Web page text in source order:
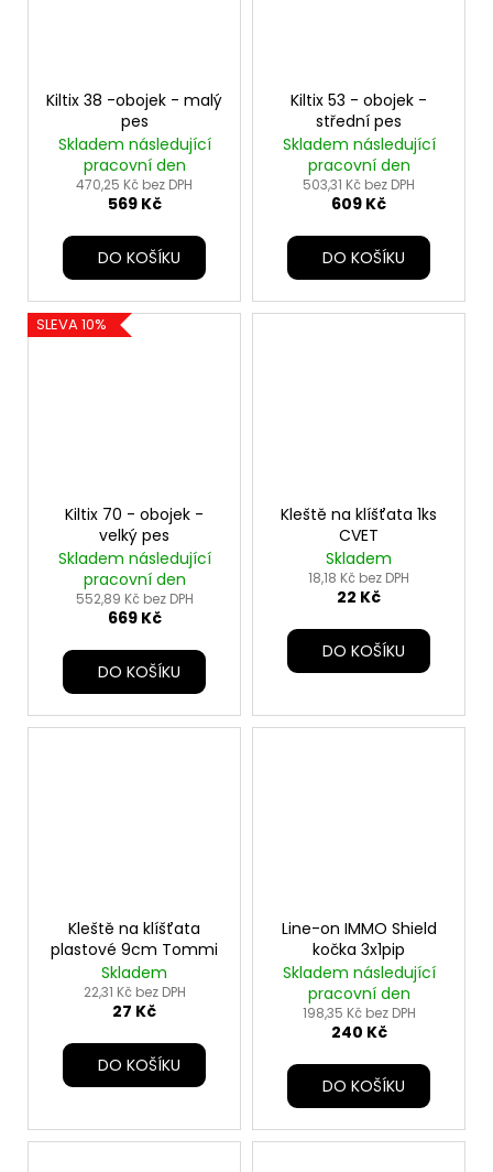
Kiltix 38 -obojek - malý
pes
Skladem následující
pracovní den
470,25 Kč bez DPH
569 Kč
DO KOŠÍKU
Kiltix 53 - obojek -
střední pes
Skladem následující
pracovní den
503,31 Kč bez DPH
609 Kč
DO KOŠÍKU
SLEVA 10%
Kiltix 70 - obojek -
velký pes
Skladem následující
pracovní den
552,89 Kč bez DPH
669 Kč
DO KOŠÍKU
Kleště na klíšťata 1ks
CVET
Skladem
18,18 Kč bez DPH
22 Kč
DO KOŠÍKU
Kleště na klíšťata
plastové 9cm Tommi
Skladem
22,31 Kč bez DPH
27 Kč
DO KOŠÍKU
Line-on IMMO Shield
kočka 3x1pip
Skladem následující
pracovní den
198,35 Kč bez DPH
240 Kč
DO KOŠÍKU